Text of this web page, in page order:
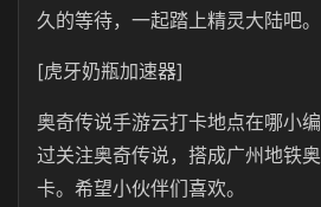
久的等待，一起踏上精灵大陆吧。
[虎牙奶瓶加速器]
奥奇传说手游云打卡地点在哪小
过关注奥奇传说，搭成广州地铁
卡。希望小伙伴们喜欢。